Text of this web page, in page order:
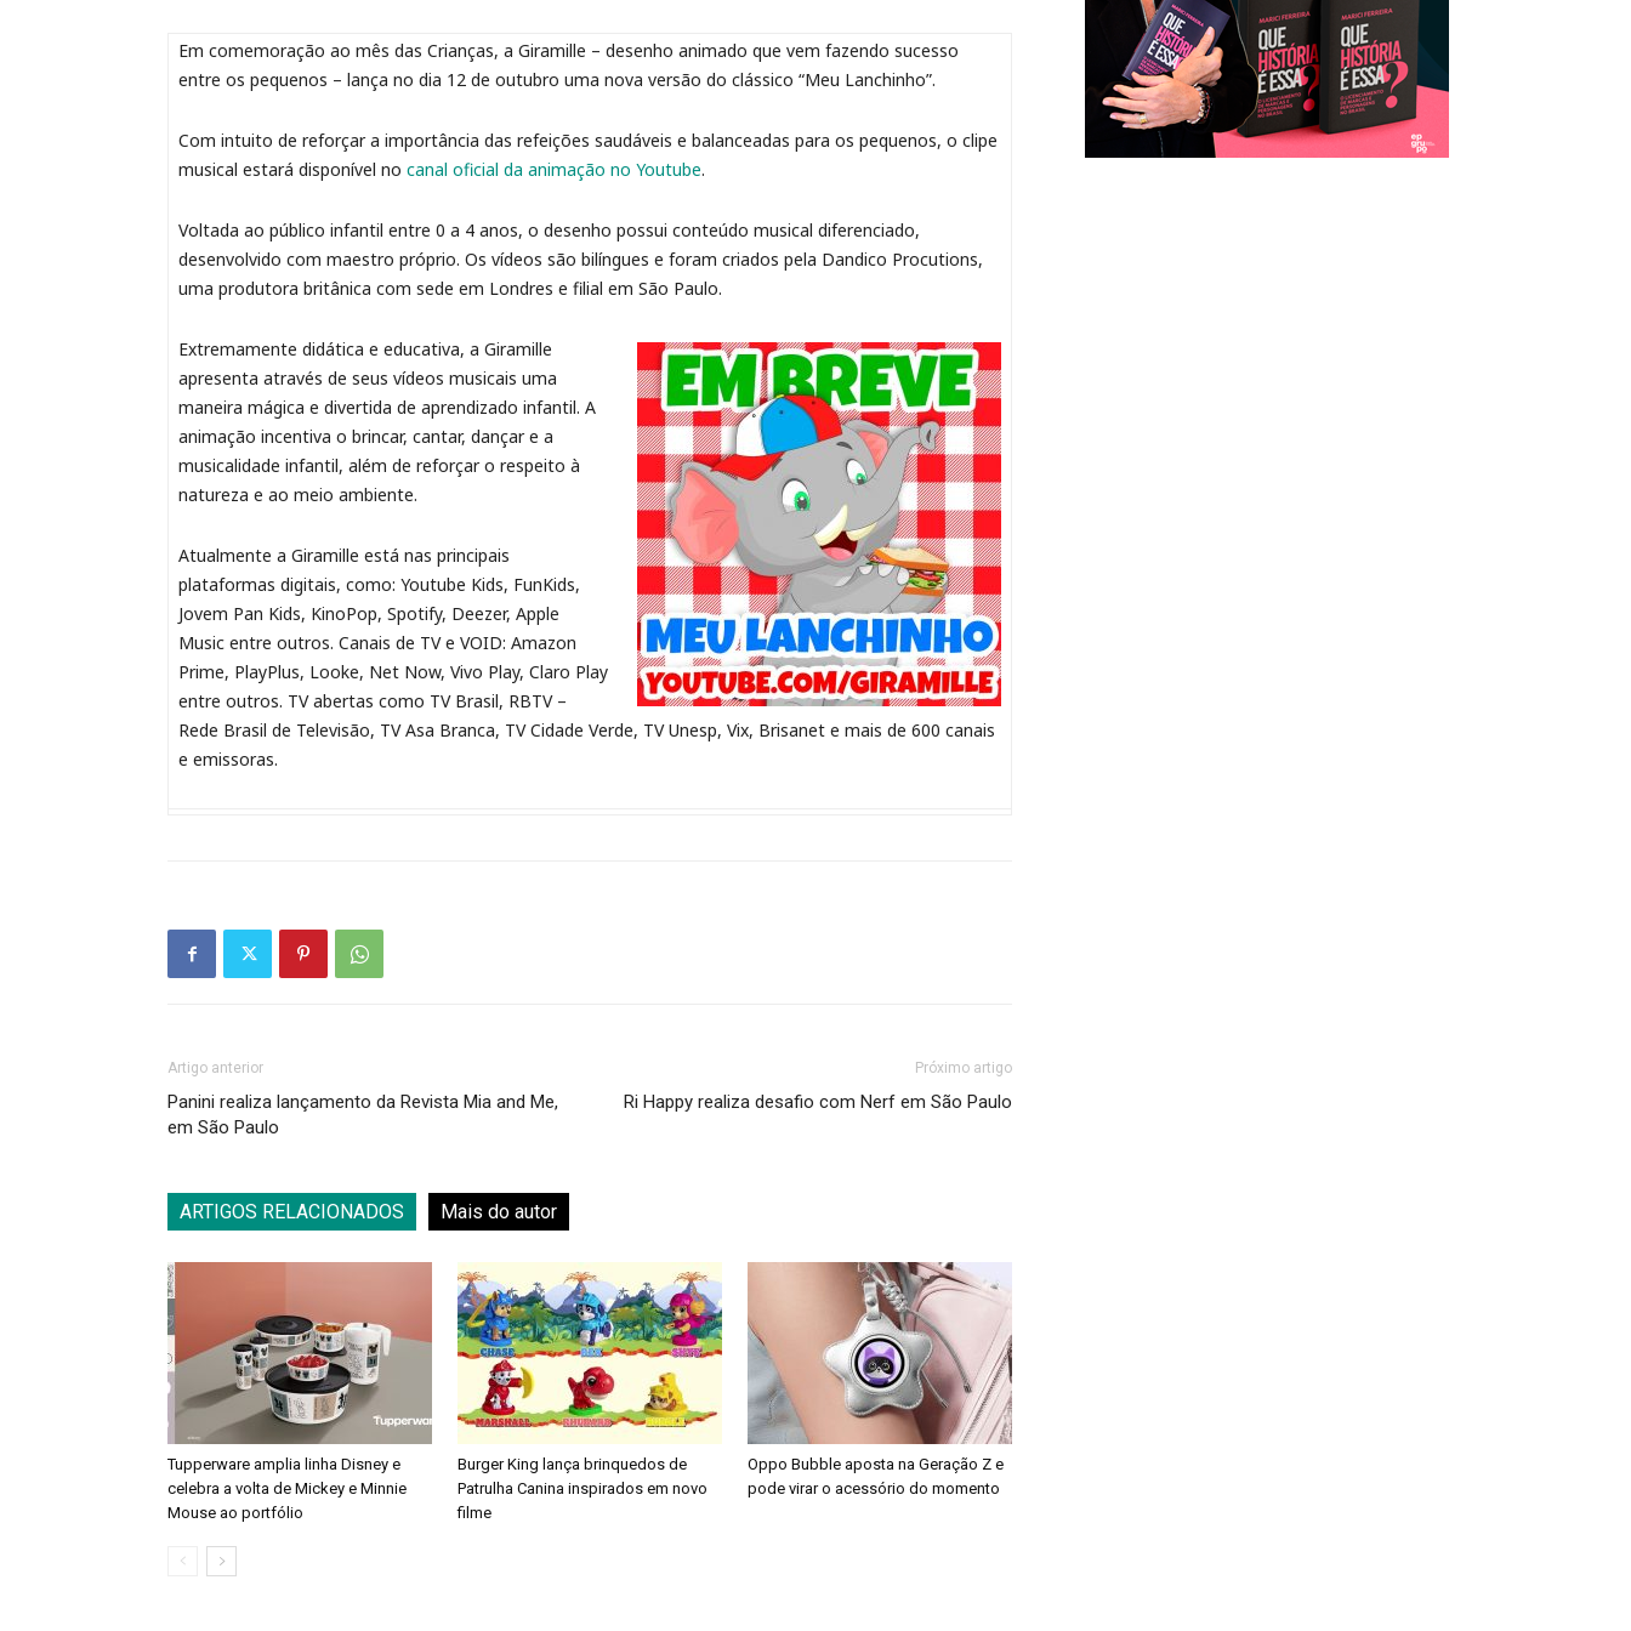
Em comemoração ao mês das Crianças, a Giramille – desenho animado que vem fazendo sucesso
entre os pequenos – lança no dia 12 de outubro uma nova versão do clássico “Meu Lanchinho”.
Com intuito de reforçar a importância das refeições saudáveis e balanceadas para os pequenos, o clipe
musical estará disponível no canal oficial da animação no Youtube.
Voltada ao público infantil entre 0 a 4 anos, o desenho possui conteúdo musical diferenciado,
desenvolvido com maestro próprio. Os vídeos são bilíngues e foram criados pela Dandico Procutions,
uma produtora britânica com sede em Londres e filial em São Paulo.
Extremamente didática e educativa, a Giramille
apresenta através de seus vídeos musicais uma
maneira mágica e divertida de aprendizado infantil. A
animação incentiva o brincar, cantar, dançar e a
musicalidade infantil, além de reforçar o respeito à
natureza e ao meio ambiente.
Atualmente a Giramille está nas principais
plataformas digitais, como: Youtube Kids, FunKids,
Jovem Pan Kids, KinoPop, Spotify, Deezer, Apple
Music entre outros. Canais de TV e VOID: Amazon
Prime, PlayPlus, Looke, Net Now, Vivo Play, Claro Play
entre outros. TV abertas como TV Brasil, RBTV –
Rede Brasil de Televisão, TV Asa Branca, TV Cidade Verde, TV Unesp, Vix, Brisanet e mais de 600 canais
e emissoras.
Artigo anterior
Panini realiza lançamento da Revista Mia and Me,
em São Paulo
Próximo artigo
Ri Happy realiza desafio com Nerf em São Paulo
ARTIGOS RELACIONADOS Mais do autor
Tupperware amplia linha Disney e
celebra a volta de Mickey e Minnie
Mouse ao portfólio
Burger King lança brinquedos de
Patrulha Canina inspirados em novo
filme
Oppo Bubble aposta na Geração Z e
pode virar o acessório do momento